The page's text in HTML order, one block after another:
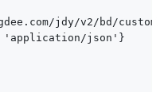
jdy/v2/bd/
'application/json'}